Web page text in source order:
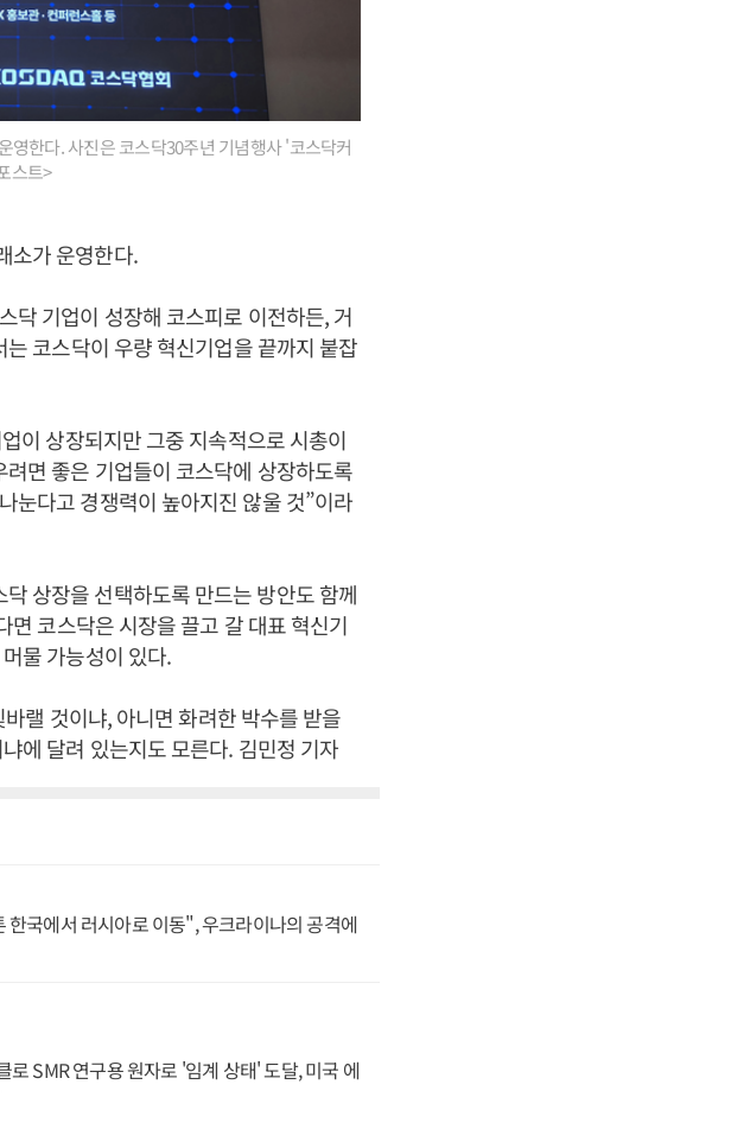
한다. 사진은 코스닥30주년 기념행사 '코스닥커
스트>
소가 운영한다.
닥 기업이 성장해 코스피로 이전하든, 거
코스닥이 우량 혁신기업을 끝까지 붙잡
이 상장되지만 그중 지속적으로 시총이
면 좋은 기업들이 코스닥에 상장하도록
눈다고 경쟁력이 높아지진 않울 것”이라
상장을 선택하도록 만드는 방안도 함께
면 코스닥은 시장을 끌고 갈 대표 혁신기
물 가능성이 있다.
랠 것이냐, 아니면 화려한 박수를 받을
에 달려 있는지도 모른다. 김민정 기자
국에서 러시아로 이동", 우크라이나의 공격에
로 SMR 연구용 원자로 '임계 상태' 도달, 미국 에